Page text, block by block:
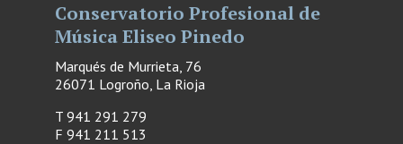
Conservatorio Profesional de
Música Eliseo Pinedo
Marqués de Murrieta, 76
26071 Logroño, La Rioja
T 941 291 279
F 941 211 513